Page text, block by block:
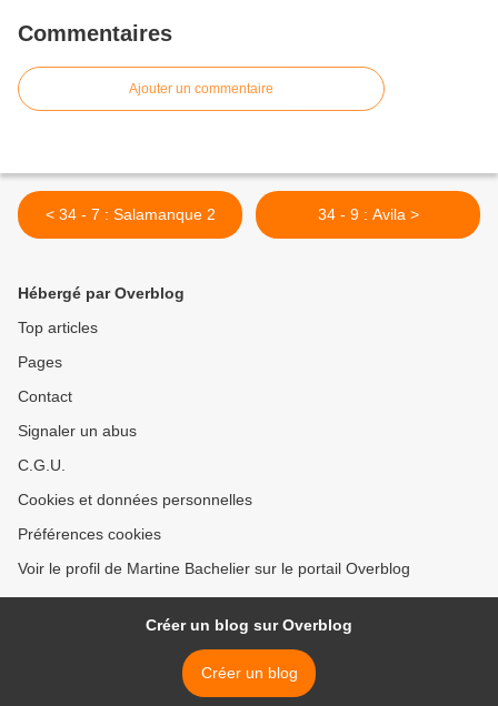
Commentaires
Ajouter un commentaire
< 34 - 7 : Salamanque 2 34 - 9 : Avila >
Hébergé par Overblog
Top articles
Pages
Contact
Signaler un abus
C.G.U.
Cookies et données personnelles
Préférences cookies
Voir le profil de Martine Bachelier sur le portail Overblog
Créer un blog sur Overblog
Créer un blog